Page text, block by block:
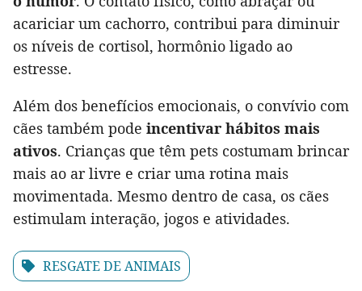
acariciar um cachorro, contribui para diminuir
os níveis de cortisol, hormônio ligado ao
estresse.
Além dos benefícios emocionais, o convívio com
cães também pode incentivar hábitos mais
ativos. Crianças que têm pets costumam brincar
mais ao ar livre e criar uma rotina mais
movimentada. Mesmo dentro de casa, os cães
estimulam interação, jogos e atividades.
RESGATE DE ANIMAIS